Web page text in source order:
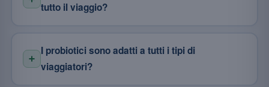
tutto il viaggio?
I probiotici sono adatti a tutti i tipi di
viaggiatori?